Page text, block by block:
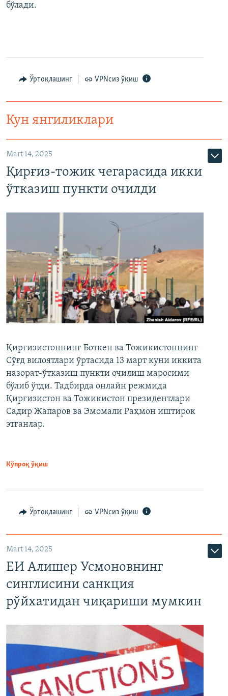
бўлади.
Ўртоқлашинг VPNсиз ўқиш
Кун янгиликлари
Mart 14, 2025
Қирғиз-тожик чегарасида икки
ўтказиш пункти очилди
Қирғизистоннинг Боткен ва Тожикистоннинг
Сўғд вилоятлари ўртасида 13 март куни иккита
назорат-ўтказиш пункти очилиш маросими
бўлиб ўтди. Тадбирда онлайн режмида
Қирғизистон ва Тожикистон президентлари
Садир Жапаров ва Эмомали Раҳмон иштирок
этганлар.
Кўпроқ ўқиш
Ўртоқлашинг VPNсиз ўқиш
Mart 14, 2025
ЕИ Алишер Усмоновнинг
синглисини санкция
рўйхатидан чиқариши мумкин